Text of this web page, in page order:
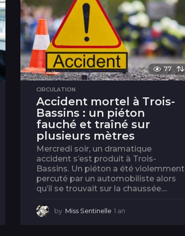
77
CIRCULATION
Accident mortel à Trois-
Bassins : un piéton
fauché et traîné sur
plusieurs mètres
Mercredi soir, un dramatique
accident s’est produit à Trois-
Bassins. Un piéton a été violemment
percuté par un automobiliste alors
qu’il se trouvait sur la chaussée....
by Miss Sentinelle 1 an